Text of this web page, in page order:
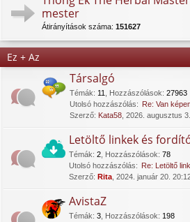
mester
Átirányítások száma: 151627
Ez + Az
Társalgó
Témák: 11 Hozzászólások: 27963
Utolsó hozzászólás: Re: Van
Szerző: Kata58 , 2026. augusztus
Letöltő linkek és
Témák: 2 Hozzászólások: 78
Utolsó hozzászólás: Re: Letöltő
Szerző: Rita , 2024. január 20.
AvistaZ
Témák: 3 Hozzászólások: 198